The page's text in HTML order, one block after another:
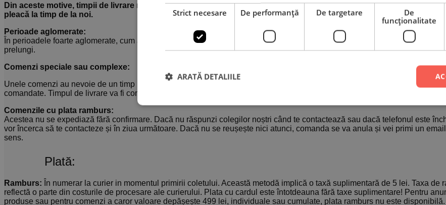
Din aceste motive, timpii de livrare nu sunt garantați, existând posibilitatea ca unele comenzi să ajungă mai târziu
pleacă la timp de la noi.
Perioade aglomerate:
În perioadele foarte aglomerate, cum ar fi cele din preajma sărbătorilor și nu numai, timpii de confirmare și livrare a
prelungi.
Comenzi speciale sau complexe:
Unele comenzi au nevoie de un timp mai mare de producție în funcție de complexitatea personalizării sau cantitatea de
comandate. Timpul de livrare va fi comunicat la confirmarea comenzii!
Comenzile cu plata ramburs:
Acestea nu se expediază fără confirmare. Dacă nu răspunzi colegilor noștri când te contactează sau dacă telefonul este
vor încerca să te contacteze și în ziua următoare. Dacă nu se reușește nici atunci, comanda se va anula și vei primi un
sens.
Plată:
Ramburs: În numerar la curier in momentul primirii coletului. Această metodă implică o taxă suplimentară de 5 lei. Taxa de
reflectă o parte din costurile de procesare ale curierului. Plata cu cardul este întotdeauna fără taxe suplimentare! Pentru
produse sau pentru comenzi a caror valoare depășește 499 lei, individuale sau cumulate, plata ramburs nu este disponibilă.
Strict necesare De performanță De targetare
De
funcţionalitate
ARATĂ DETALIILE